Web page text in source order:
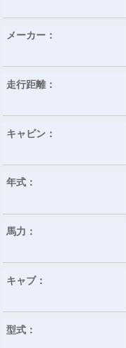
メーカー：
走行距離：
キャビン：
年式：
馬力：
キャブ：
型式：